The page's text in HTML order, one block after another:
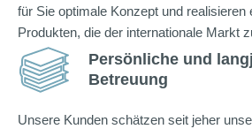
für Sie optimale Konzept und realisieren
Produkten, die der internationale Markt
Persönliche und
Betreuung
Unsere Kunden schätzen seit jeher